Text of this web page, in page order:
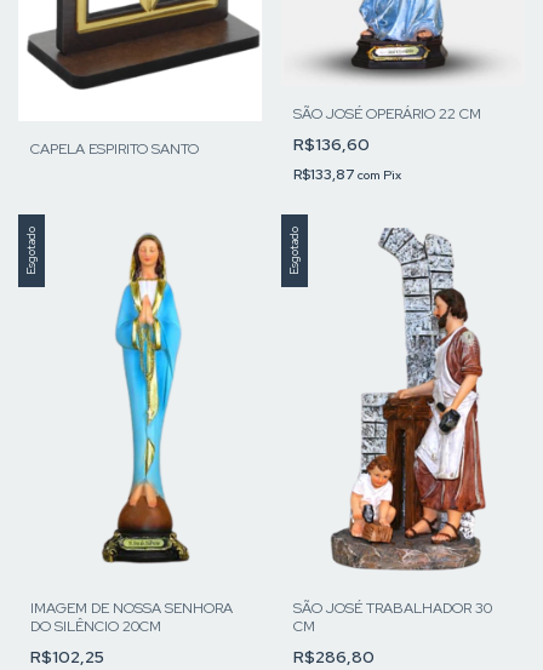
CAPELA ESPIRITO SANTO
SÃO JOSÉ OPERÁRIO 22 CM
R$136,60
R$133,87 com Pix
Esgotado
IMAGEM DE NOSSA SENHORA
DO SILÊNCIO 20CM
R$102,25
Esgotado
SÃO JOSÉ TRABALHADOR 30
CM
R$286,80